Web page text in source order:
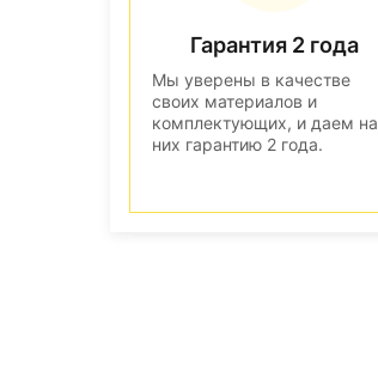
Гарантия 2 года
Мы уверены в качестве
своих материалов и
комплектующих, и даем на
них гарантию 2 года.